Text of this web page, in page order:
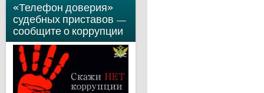
«Телефон доверия»
судебных приставов —
сообщите о коррупции